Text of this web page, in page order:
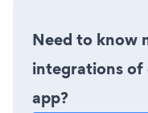
Need to know
integrations of
app?